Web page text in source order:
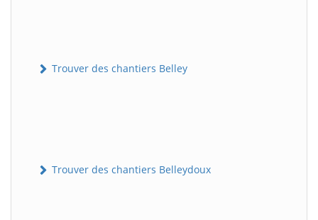
Trouver des chantiers Belley
Trouver des chantiers Belleydoux